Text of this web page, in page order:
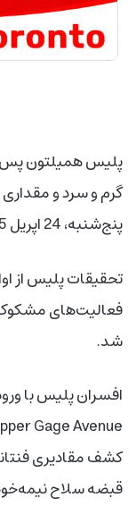
پلیس همیلتون پس
گرم و سرد و مقداری
پنج‌شنبه، 24 اپریل 2025، سه نفر را بازداشت کرد.
تحقیقات پلیس از
فعالیت‌های
شد.
افسران پلیس با
قبضه سلاح